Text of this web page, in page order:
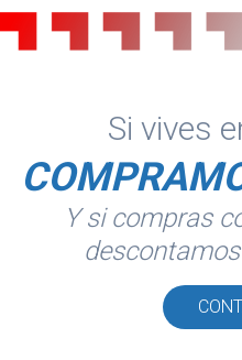
Si vives
Y si compras